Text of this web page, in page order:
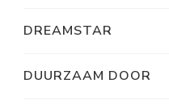
DREAMSTAR
DUURZAAM DOOR